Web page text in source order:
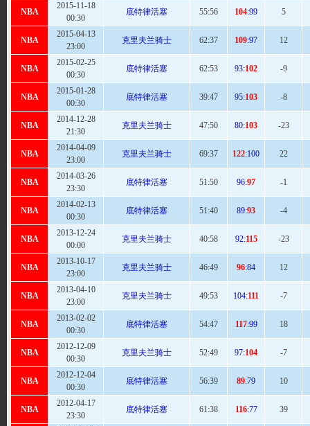
NBA
2015-11-18
00:30
底特律活塞 55:56 104:99 5
NBA
2015-04-13
23:00
克里夫兰骑士 62:37 109:97 12
NBA
2015-02-25
00:30
底特律活塞 62:53 93:102 -9
NBA
2015-01-28
00:30
底特律活塞 39:47 95:103 -8
NBA
2014-12-28
21:30
克里夫兰骑士 47:50 80:103 -23
NBA
2014-04-09
23:00
克里夫兰骑士 69:37 122:100 22
NBA
2014-03-26
23:30
底特律活塞 51:50 96:97 -1
NBA
2014-02-13
00:30
底特律活塞 51:40 89:93 -4
NBA
2013-12-24
00:00
克里夫兰骑士 40:58 92:115 -23
NBA
2013-10-17
23:00
克里夫兰骑士 46:49 96:84 12
NBA
2013-04-10
23:00
克里夫兰骑士 49:53 104:111 -7
NBA
2013-02-02
00:30
底特律活塞 54:47 117:99 18
NBA
2012-12-09
00:30
克里夫兰骑士 52:49 97:104 -7
NBA
2012-12-04
00:30
底特律活塞 56:39 89:79 10
NBA
2012-04-17
23:30
底特律活塞 61:38 116:77 39